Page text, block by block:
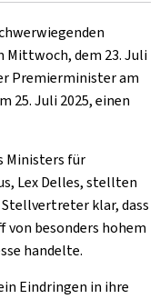
Mittwoch, dem 23. Juli
Premierminister am
25. Juli 2025, einen
Ministers für
Lex Delles, stellten
Stellvertreter klar, dass
von besonders hohem
handelte.
Eindringen in ihre